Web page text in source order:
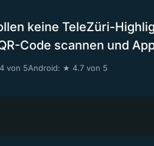
keine TeleZüri-
Code scannen und
von 5Android: ★ 4.7 von 5